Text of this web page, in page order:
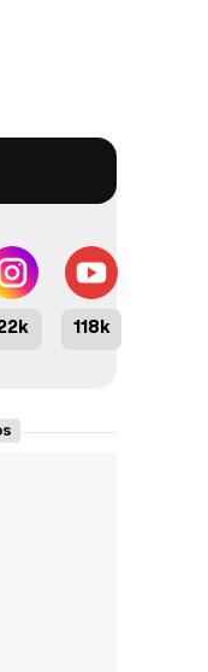
'Nika & Madison'
118k